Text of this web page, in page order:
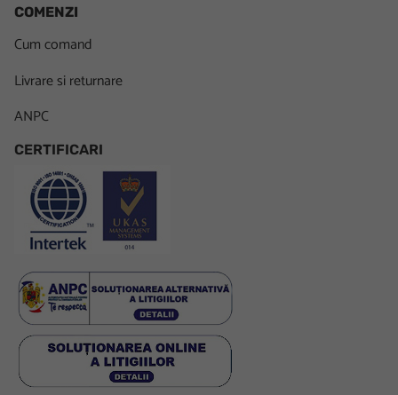
COMENZI
Cum comand
Livrare si returnare
ANPC
CERTIFICARI